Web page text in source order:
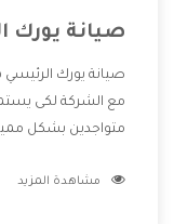
صيانة يورك
صيانة يورك
مع الشركة لكى
متواجدين بشكل
الشركة بها والتى
مشاهدة المزيد